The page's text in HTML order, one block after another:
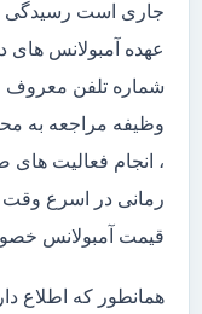
جاری است رسیدگی
عهده آمبولانس های
وظیفه مراجعه به
، انجام فعالیت های
رمانی در اسرع وقت
قیمت آمبولانس
همانطور که اطلاع